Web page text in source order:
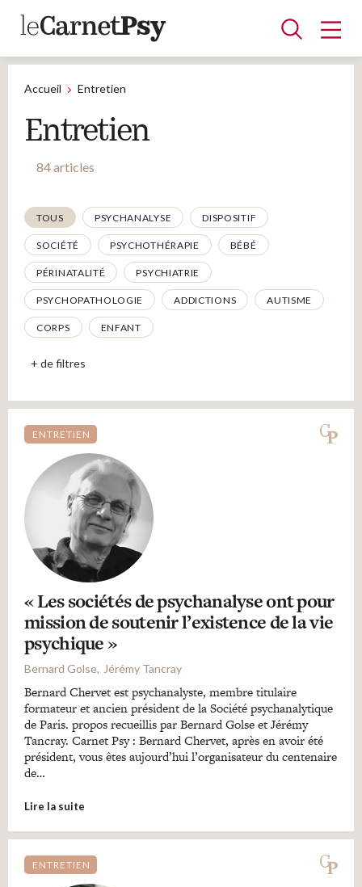
Articles
A la une
Adolescence
Dispositif
Enfance
Périnatalité
Psychanalyse
Psychopathologie
Soin
Auteurs
Blocs-notes
Recherches
Entretiens
Revues
Colloque
Mon panier
Mon compte
Accueil Entretien
Entretien
84 articles
Thématiques
TOUS PSYCHANALYSE DISPOSITIF
SOCIÉTÉ PSYCHOTHÉRAPIE BÉBÉ
PÉRINATALITÉ PSYCHIATRIE
PSYCHOPATHOLOGIE ADDICTIONS AUTISME
CORPS ENFANT
+ de filtres
ENTRETIEN
« Les sociétés de psychanalyse ont pour
mission de soutenir l’existence de la vie
psychique »
Bernard Golse Jérémy Tancray
Bernard Chervet est psychanalyste, membre titulaire
formateur et ancien président de la Société psychanalytique
de Paris. propos recueillis par Bernard Golse et Jérémy
Tancray. Carnet Psy : Bernard Chervet, après en avoir été
président, vous êtes aujourd’hui l’organisateur du centenaire
de…
Lire la suite
ENTRETIEN